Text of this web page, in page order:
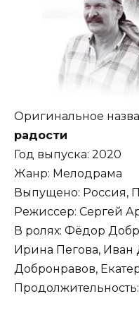
Оригинальное
радости
Год выпуска: 2020
Жанр: Мелодрама
Выпущено: Россия,
Режиссер: Сергей
В ролях: Фёдор
Ирина Пегова, Иван
Добронравов,
Продолжительность: